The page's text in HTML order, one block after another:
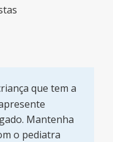
que tem a
Mantenha
o pediatra